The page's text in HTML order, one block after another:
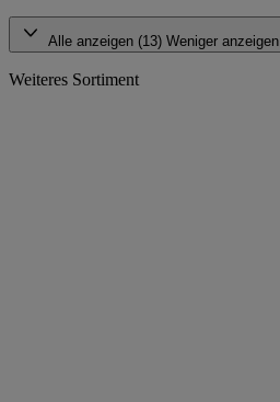
Alle anzeigen (13) Weniger anzeigen
Weiteres Sortiment